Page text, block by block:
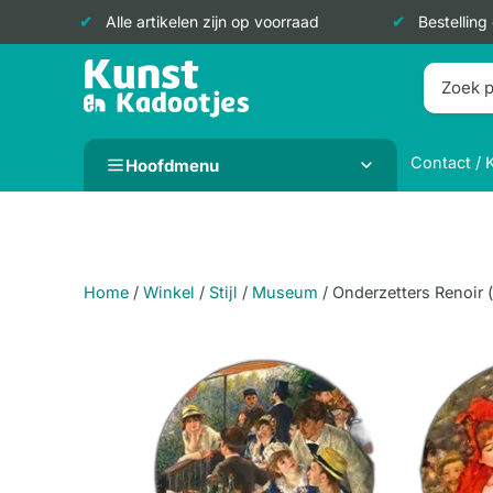
Alle artikelen zijn op voorraad
Doorgaan
Hoofdmenu Contact /
Home / Winkel / Stijl / Museum / Onderzetters Renoir